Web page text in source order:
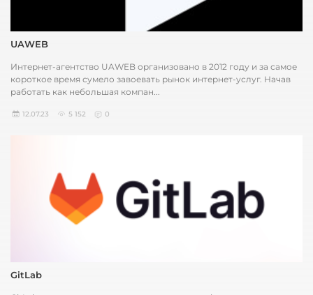
UAWEB
Интернет-агентство UAWEB организовано в 2012 году и за самое
короткое время сумело завоевать рынок интернет-услуг. Начав
работать как небольшая компан...
12.07.23 5 152 0
GitLab